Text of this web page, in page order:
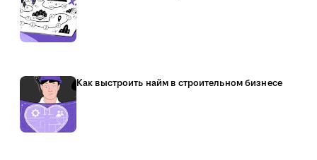
Как выстроить найм в строительном бизнесе